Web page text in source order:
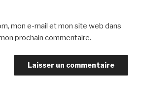
mon e-mail et mon site web dans
prochain commentaire.